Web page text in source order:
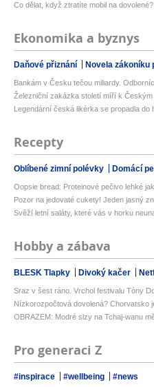
Co dělat, když ztratíte mobil na
Ekonomika a byznys
Daňové přiznání Novela zákoníku
Bankám v Česku tečou miliardy.
Železniční zakázka století míří k
Legendární česká likérka se propadla do
Recepty
Oblíbené zimní polévky Domácí
Oopsie bread: Proteinové pečivo lehké
Pozor na jedovaté cukety! Jeden jasný
Svěží letní saláty, které vás v horku
Hobby a zábava
BLESK Tlapky Divoký kačer
Sraz v šest ráno. Vrchol festivalu Tóny
Nízkorozpočtová dovolená? Chorvatsko
OBRAZEM: Modré slzy na Tchaj-wanu
Pro generaci Z
#inspirace #wellbeing #news